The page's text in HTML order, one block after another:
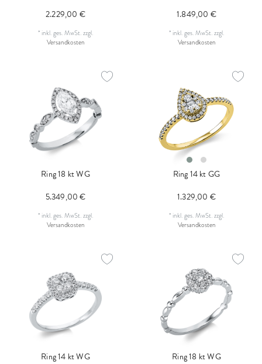
2.229,00 €
* inkl. ges. MwSt.zzgl.
Versandkosten
1.849,00 €
* inkl. ges. MwSt.zzgl.
Versandkosten
Ring 18 kt WG
5.349,00 €
* inkl. ges. MwSt.zzgl.
Versandkosten
Ring 14 kt GG
1.329,00 €
* inkl. ges. MwSt.zzgl.
Versandkosten
Ring 14 kt WG
Ring 18 kt WG